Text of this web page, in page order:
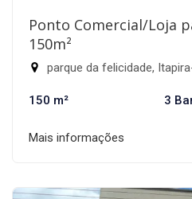
Ponto Comercial/Loja
150m²
parque da felicidade,
150 m² 3
Mais informações